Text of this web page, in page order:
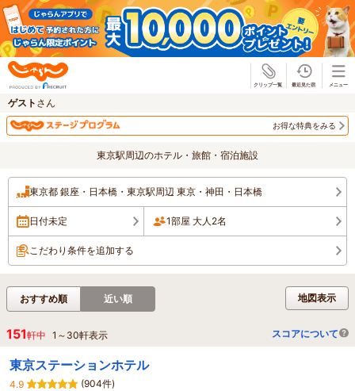
ゲスト さん
お得な特典をみる
東京駅周辺のホテル・旅館・宿泊施設
東京都 銀座・日本橋・東京駅周辺 東京・神田・日本橋
日付未定 1部屋 大人2名
こだわり条件を追加する
地図表示
おすすめ順 近い順
151軒中 1 ～ 30軒表示 スコアについて
東京ステーションホテル
4.9
(904件)